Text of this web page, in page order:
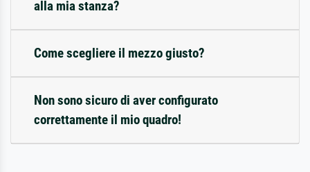
alla mia stanza?
Come scegliere il mezzo giusto?
Non sono sicuro di aver configurato
correttamente il mio quadro!